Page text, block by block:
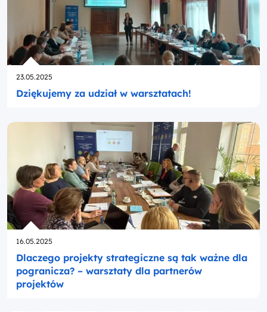
Opublikowano
23.05.2025
Dziękujemy za udział w warsztatach!
Opublikowano
16.05.2025
Dlaczego projekty strategiczne są tak ważne dla
pogranicza? – warsztaty dla partnerów
projektów